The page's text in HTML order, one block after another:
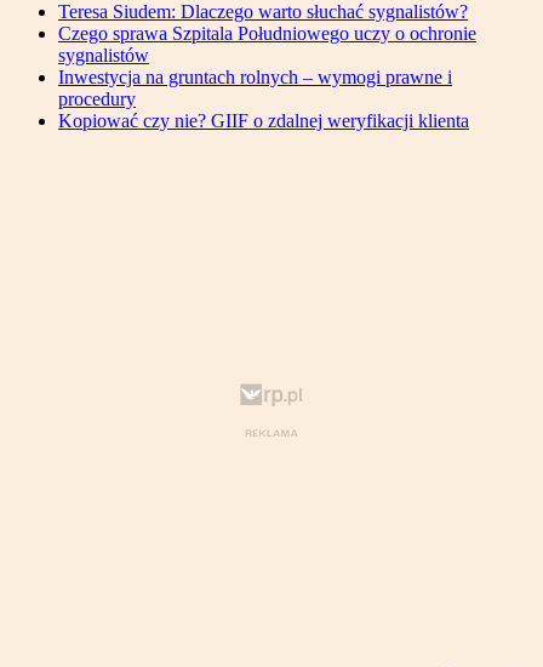
Teresa Siudem: Dlaczego warto słuchać sygnalistów?
Czego sprawa Szpitala Południowego uczy o ochronie
sygnalistów
Inwestycja na gruntach rolnych – wymogi prawne i
procedury
Kopiować czy nie? GIIF o zdalnej weryfikacji klienta